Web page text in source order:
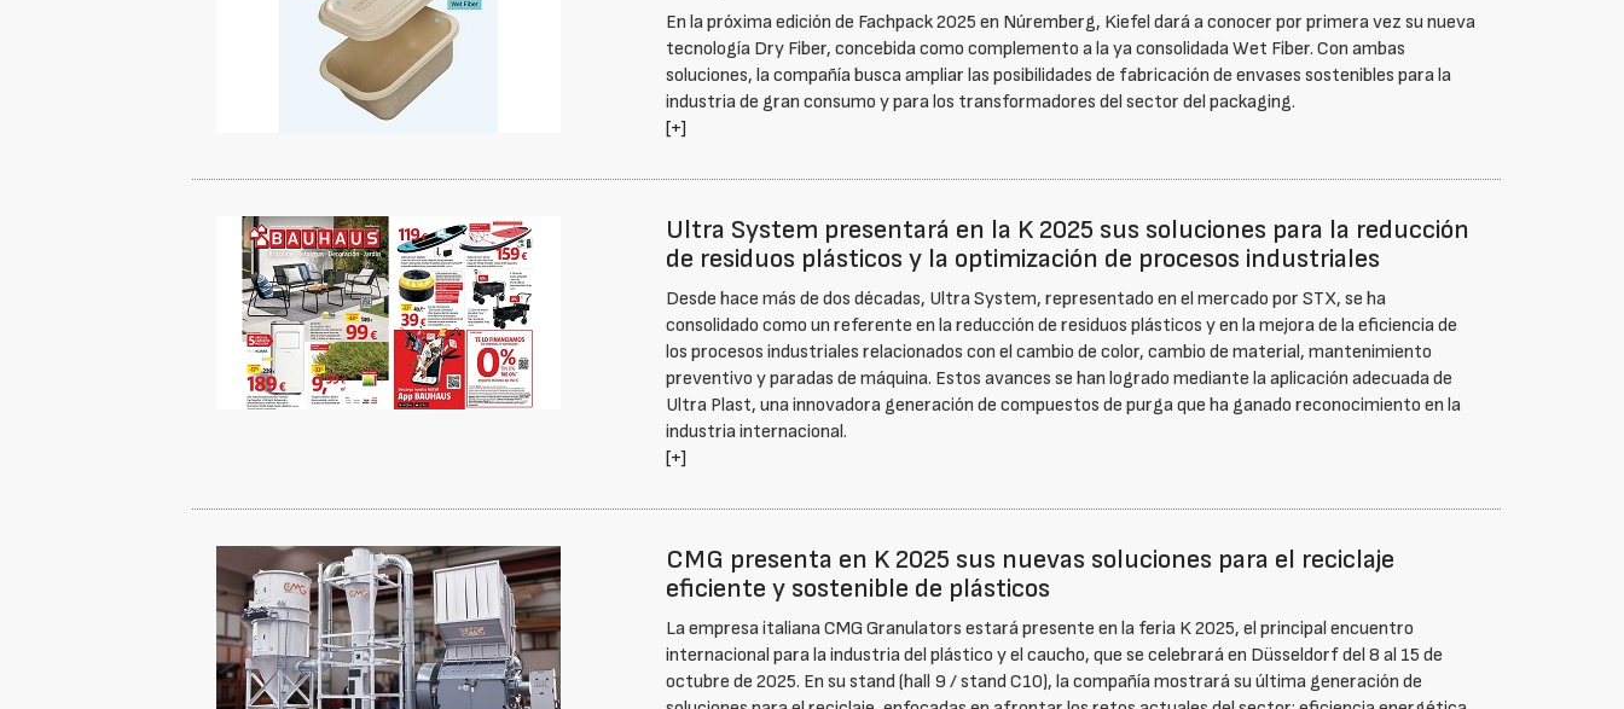
En la próxima edición de Fachpack 2025 en Núremberg, Kiefel dará a conocer por primera vez su nueva
tecnología Dry Fiber, concebida como complemento a la ya consolidada Wet Fiber. Con ambas
soluciones, la compañía busca ampliar las posibilidades de fabricación de envases sostenibles para la
industria de gran consumo y para los transformadores del sector del packaging.
[+]
Ultra System presentará en la K 2025 sus soluciones para la reducción
de residuos plásticos y la optimización de procesos industriales
Desde hace más de dos décadas, Ultra System, representado en el mercado por STX, se ha
consolidado como un referente en la reducción de residuos plásticos y en la mejora de la eficiencia de
los procesos industriales relacionados con el cambio de color, cambio de material, mantenimiento
preventivo y paradas de máquina. Estos avances se han logrado mediante la aplicación adecuada de
Ultra Plast, una innovadora generación de compuestos de purga que ha ganado reconocimiento en la
industria internacional.
[+]
CMG presenta en K 2025 sus nuevas soluciones para el reciclaje
eficiente y sostenible de plásticos
La empresa italiana CMG Granulators estará presente en la feria K 2025, el principal encuentro
internacional para la industria del plástico y el caucho, que se celebrará en Düsseldorf del 8 al 15 de
octubre de 2025. En su stand (hall 9 / stand C10), la compañía mostrará su última generación de